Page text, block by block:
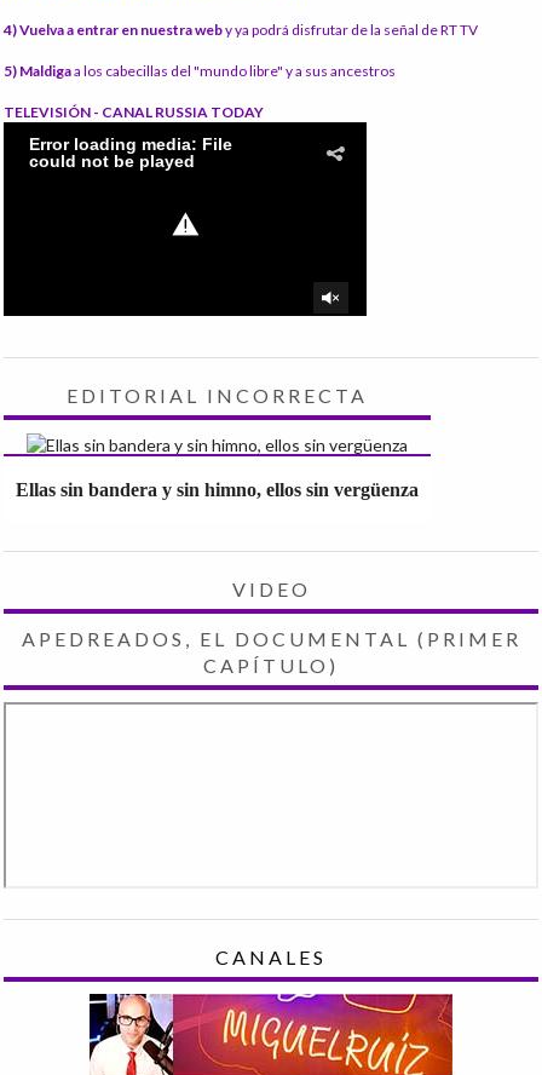
4) Vuelva a entrar en nuestra weby ya podrá disfrutar de la señal de RT TV
5) Maldigaa los cabecillas del "mundo libre" y a sus ancestros
TELEVISIÓN - CANAL RUSSIA TODAY
EDITORIAL INCORRECTA
Ellas sin bandera y sin himno, ellos sin vergüenza
VIDEO
APEDREADOS, EL DOCUMENTAL (PRIMER
CAPÍTULO)
CANALES